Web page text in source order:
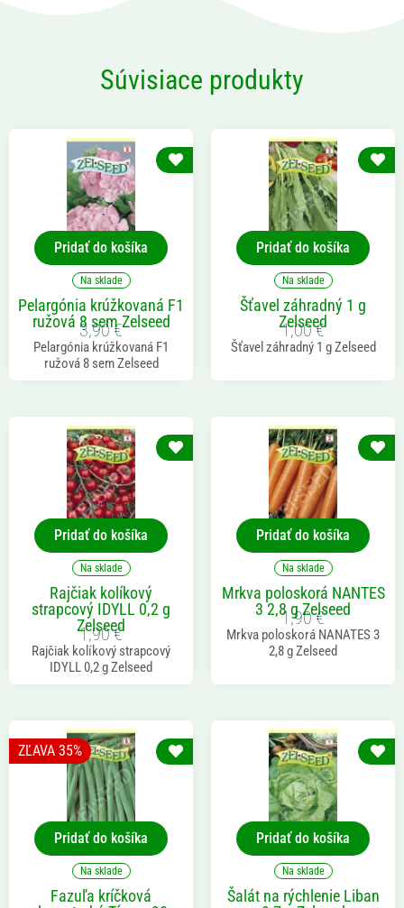
Súvisiace produkty
Pridať do košíka
Na sklade
Pelargónia krúžkovaná F1
ružová 8 sem Zelseed
3,90€
Pelargónia krúžkovaná F1
ružová 8 sem Zelseed
Pridať do košíka
Na sklade
Šťavel záhradný 1 g
Zelseed
1,00€
Šťavel záhradný 1 g Zelseed
Pridať do košíka
Na sklade
Rajčiak kolíkový
strapcový IDYLL 0,2 g
Zelseed
1,90€
Rajčiak kolíkový strapcový
IDYLL 0,2 g Zelseed
Pridať do košíka
Na sklade
Mrkva poloskorá NANTES
3 2,8 g Zelseed
1,90€
Mrkva poloskorá NANATES 3
2,8 g Zelseed
ZĽAVA 35%
Pridať do košíka
Na sklade
Fazuľa kríčková
Pridať do košíka
Na sklade
Šalát na rýchlenie Liban